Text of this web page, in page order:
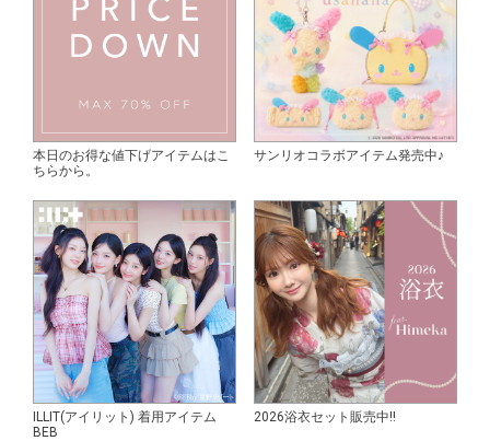
本日のお得な値下げアイテムはこ
ちらから。
サンリオコラボアイテム発売中♪
ILLIT(アイリット) 着用アイテム
BEB
2026浴衣セット販売中!!